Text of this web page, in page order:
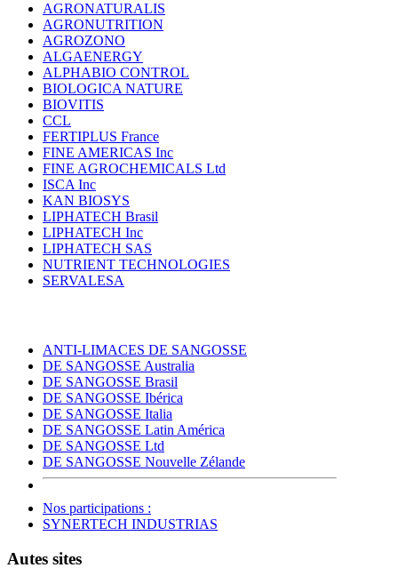
AGRONATURALIS
AGRONUTRITION
AGROZONO
ALGAENERGY
ALPHABIO CONTROL
BIOLOGICA NATURE
BIOVITIS
CCL
FERTIPLUS France
FINE AMERICAS Inc
FINE AGROCHEMICALS Ltd
ISCA Inc
KAN BIOSYS
LIPHATECH Brasil
LIPHATECH Inc
LIPHATECH SAS
NUTRIENT TECHNOLOGIES
SERVALESA
ANTI-LIMACES DE SANGOSSE
DE SANGOSSE Australia
DE SANGOSSE Brasil
DE SANGOSSE Ibérica
DE SANGOSSE Italia
DE SANGOSSE Latin América
DE SANGOSSE Ltd
DE SANGOSSE Nouvelle Zélande
Nos participations :
SYNERTECH INDUSTRIAS
Autes sites